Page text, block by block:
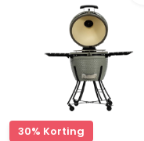
30% Korting